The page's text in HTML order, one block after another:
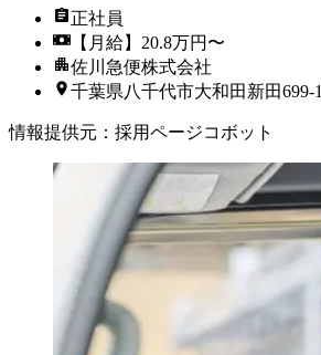
正社員
【月給】20.8万円〜
佐川急便株式会社
千葉県八千代市大和田新田699-1
情報提供元 ： 採用ページコボット